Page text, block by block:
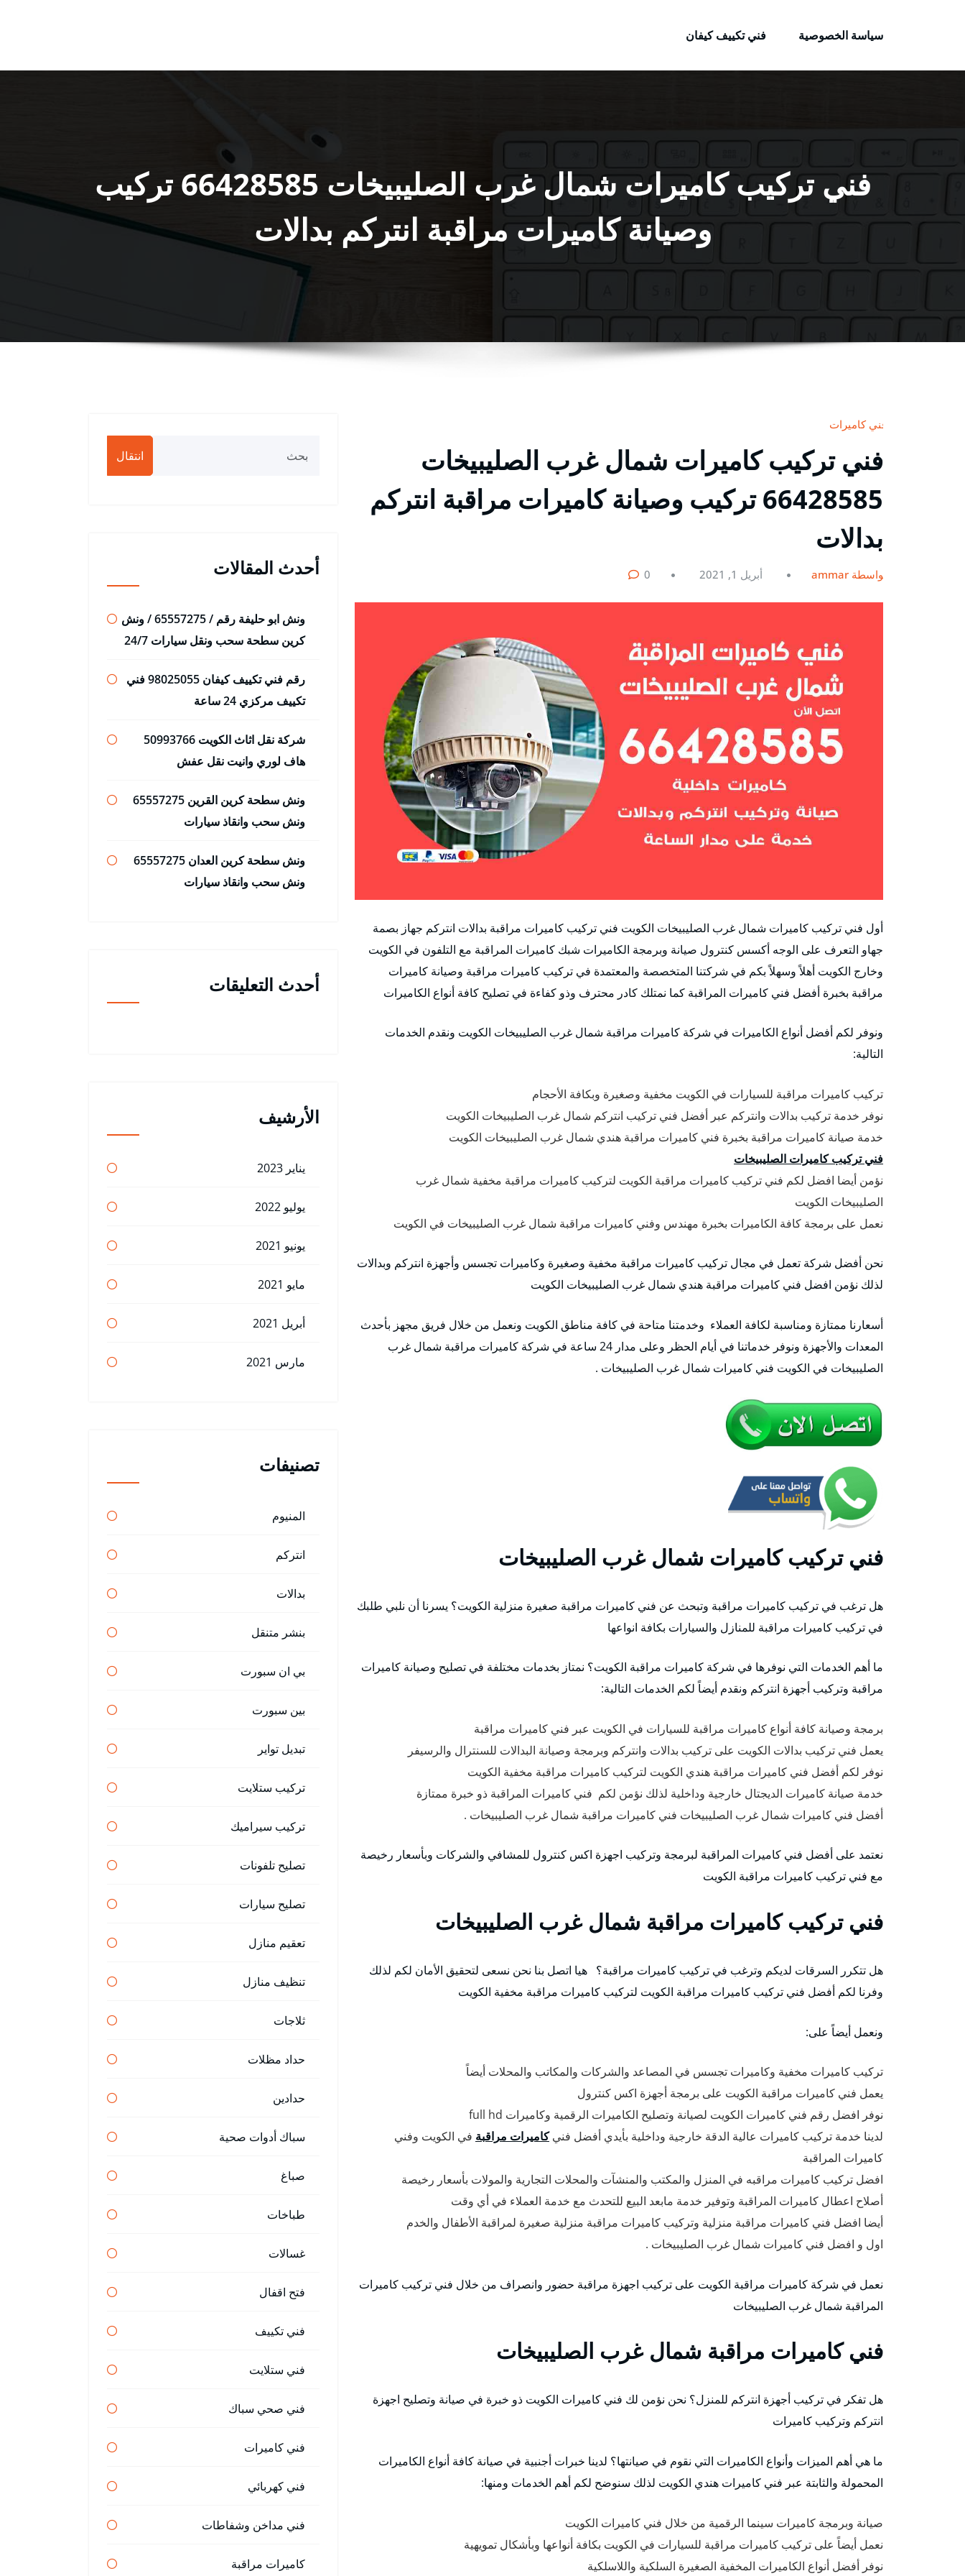
سياسة الخصوصية
فني تكييف كيفان
فني تركيب كاميرات شمال غرب الصليبيخات 66428585 تركيب
وصيانة كاميرات مراقبة انتركم بدالات
فني كاميرات
فني تركيب كاميرات شمال غرب الصليبيخات
66428585 تركيب وصيانة كاميرات مراقبة انتركم
بدالات
بواسطة ammar أبريل 1, 2021 0
أول فني تركيب كاميرات شمال غرب الصليبيخات الكويت فني تركيب كاميرات مراقبة بدالات انتركم جهاز بصمة
جهاو التعرف على الوجه أكسس كنترول صيانة وبرمجة الكاميرات شبك كاميرات المراقبة مع التلفون في الكويت
وخارج الكويت أهلاً وسهلاً بكم في شركتنا المتخصصة والمعتمدة في تركيب كاميرات مراقبة وصيانة كاميرات
مراقبة بخبرة أفضل فني كاميرات المراقبة كما نمتلك كادر محترف وذو كفاءة في تصليح كافة أنواع الكاميرات
ونوفر لكم أفضل أنواع الكاميرات في شركة كاميرات مراقبة شمال غرب الصليبيخات الكويت ونقدم الخدمات
التالية:
تركيب كاميرات مراقبة للسيارات في الكويت مخفية وصغيرة وبكافة الأحجام
نوفر خدمة تركيب بدالات وانتركم عبر أفضل فني تركيب انتركم شمال غرب الصليبيخات الكويت
خدمة صيانة كاميرات مراقبة بخبرة فني كاميرات مراقبة هندي شمال غرب الصليبيخات الكويت
فني تركيب كاميرات الصليبيخات
نؤمن أيضا افضل لكم فني تركيب كاميرات مراقبة الكويت لتركيب كاميرات مراقبة مخفية شمال غرب
الصليبيخات الكويت
نعمل على برمجة كافة الكاميرات بخبرة مهندس وفني كاميرات مراقبة شمال غرب الصليبيخات في الكويت
نحن أفضل شركة تعمل في مجال تركيب كاميرات مراقبة مخفية وصغيرة وكاميرات تجسس وأجهزة انتركم وبدالات
لذلك نؤمن افضل فني كاميرات مراقبة هندي شمال غرب الصليبيخات الكويت
أسعارنا ممتازة ومناسبة لكافة العملاء وخدمتنا متاحة في كافة مناطق الكويت ونعمل من خلال فريق مجهز بأحدث
المعدات والأجهزة ونوفر خدماتنا في أيام الحظر وعلى مدار 24 ساعة في شركة كاميرات مراقبة شمال غرب
الصليبيخات في الكويت فني كاميرات شمال غرب الصليبيخات .
فني تركيب كاميرات شمال غرب الصليبيخات
هل ترغب في تركيب كاميرات مراقبة وتبحث عن فني كاميرات مراقبة صغيرة منزلية الكويت؟ يسرنا أن نلبي طلبك
في تركيب كاميرات مراقبة للمنازل والسيارات بكافة انواعها
ما أهم الخدمات التي نوفرها في شركة كاميرات مراقبة الكويت؟ نمتاز بخدمات مختلفة في تصليح وصيانة كاميرات
مراقبة وتركيب أجهزة انتركم ونقدم أيضاً لكم الخدمات التالية:
برمجة وصيانة كافة أنواع كاميرات مراقبة للسيارات في الكويت عبر فني كاميرات مراقبة
يعمل فني تركيب بدالات الكويت على تركيب بدالات وانتركم وبرمجة وصيانة البدالات للسنترال والرسيفر
نوفر لكم أفضل فني كاميرات مراقبة هندي الكويت لتركيب كاميرات مراقبة مخفية الكويت
خدمة صيانة كاميرات الديجتال خارجية وداخلية لذلك نؤمن لكم فني كاميرات المراقبة ذو خبرة ممتازة
أفضل فني كاميرات شمال غرب الصليبيخات فني كاميرات مراقبة شمال غرب الصليبيخات .
نعتمد على أفضل فني كاميرات المراقبة لبرمجة وتركيب اجهزة اكس كنترول للمشافي والشركات وبأسعار رخيصة
مع فني تركيب كاميرات مراقبة الكويت
فني تركيب كاميرات مراقبة شمال غرب الصليبيخات
هل تتكرر السرقات لديكم وترغب في تركيب كاميرات مراقبة؟ هيا اتصل بنا نحن نسعى لتحقيق الأمان لكم لذلك
وفرنا لكم أفضل فني تركيب كاميرات مراقبة الكويت لتركيب كاميرات مراقبة مخفية الكويت
ونعمل أيضاً على:
تركيب كاميرات مخفية وكاميرات تجسس في المصاعد والشركات والمكاتب والمحلات أيضاً
يعمل فني كاميرات مراقبة الكويت على برمجة أجهزة اكس كنترول
نوفر افضل رقم فني كاميرات الكويت لصيانة وتصليح الكاميرات الرقمية وكاميرات full hd
لدينا خدمة تركيب كاميرات عالية الدقة خارجية وداخلية بأيدي أفضل فنيكاميرات مراقبة في الكويت وفني
كاميرات المراقبة
افضل تركيب كاميرات مراقبه في المنزل والمكتب والمنشآت والمحلات التجارية والمولات بأسعار رخيصة
أصلاح اعطال كاميرات المراقبة وتوفير خدمة مابعد البيع للتحدث مع خدمة العملاء في أي وقت
أيضا افضل فني كاميرات مراقبة منزلية وتركيب كاميرات مراقبة منزلية صغيرة لمراقبة الأطفال والخدم
اول و افضل فني كاميرات شمال غرب الصليبيخات .
نعمل في شركة كاميرات مراقبة الكويت على تركيب اجهزة مراقبة حضور وانصراف من خلال فني تركيب كاميرات
المراقبة شمال غرب الصليبيخات
فني كاميرات مراقبة شمال غرب الصليبيخات
هل تفكر في تركيب أجهزة انتركم للمنزل؟ نحن نؤمن لك فني كاميرات الكويت ذو خبرة في صيانة وتصليح اجهزة
انتركم وتركيب كاميرات
ما هي أهم الميزات وأنواع الكاميرات التي نقوم في صيانتها؟ لدينا خبرات أجنبية في صيانة كافة أنواع الكاميرات
المحمولة والثابتة عبر فني كاميرات هندي الكويت لذلك سنوضح لكم أهم الخدمات ومنها:
صيانة وبرمجة كاميرات سينما الرقمية من خلال فني كاميرات الكويت
نعمل أيضاً على تركيب كاميرات مراقبة للسيارات في الكويت بكافة أنواعها وبأشكال تمويهية
نوفر أفضل أنواع الكاميرات المخفية الصغيرة السلكية واللاسلكية
انتقال
أحدث المقالات
ونش ابو حليفة رقم / 65557275 / ونش
كرين سطحة سحب ونقل سيارات 24/7
رقم فني تكييف كيفان 98025055 فني
تكييف مركزي 24 ساعة
شركة نقل اثاث الكويت 50993766
هاف لوري وانيت نقل عفش
ونش سطحة كرين القرين 65557275
ونش سحب وانقاذ سيارات
ونش سطحة كرين العدان 65557275
ونش سحب وانقاذ سيارات
أحدث التعليقات
الأرشيف
يناير 2023
يوليو 2022
يونيو 2021
مايو 2021
أبريل 2021
مارس 2021
تصنيفات
المنيوم
انتركم
بدالات
بنشر متنقل
بي ان سبورت
بين سبورت
تبديل تواير
تركيب ستلايت
تركيب سيراميك
تصليح تلفونات
تصليح سيارات
تعقيم منازل
تنظيف منازل
ثلاجات
حداد مظلات
حدادين
سباك أدوات صحية
صباغ
طباخات
غسالات
فتح اقفال
فني تكييف
فني ستلايت
فني صحي سباك
فني كاميرات
فني كهربائي
فني مداخن وشفاطات
كاميرات مراقبة